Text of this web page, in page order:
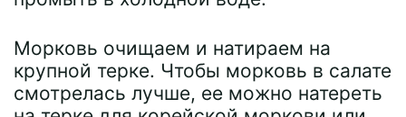
Морковь очищаем и натираем на
крупной терке. Чтобы морковь в салате
смотрелась лучше, ее можно натереть